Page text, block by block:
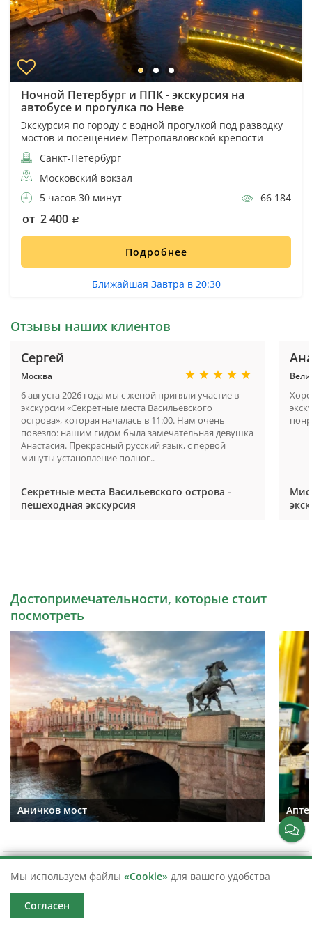
Ночной Петербург и ППК - экскурсия на
автобусе и прогулка по Неве
Экскурсия по городу с водной прогулкой под разводку
мостов и посещением Петропавловской крепости
Санкт-Петербург
Московский вокзал
5 часов 30 минут
66 184
от 2 400
Подробнее
Ближайшая Завтра в 20:30
Отзывы наших клиентов
Сергей
Москва
6 августа 2026 года мы с женой приняли участие в
экскурсии «Секретные места Васильевского
острова», которая началась в 11:00. Нам очень
повезло: нашим гидом была замечательная девушка
Анастасия. Прекрасный русский язык, с первой
минуты установление полног..
Секретные места Васильевского острова -
пешеходная экскурсия
Достопримечательности, которые стоит
посмотреть
Аничков мост
Помощь в подборе экскурсий
Мы используем файлы «Cookie» для вашего удобства
Согласен